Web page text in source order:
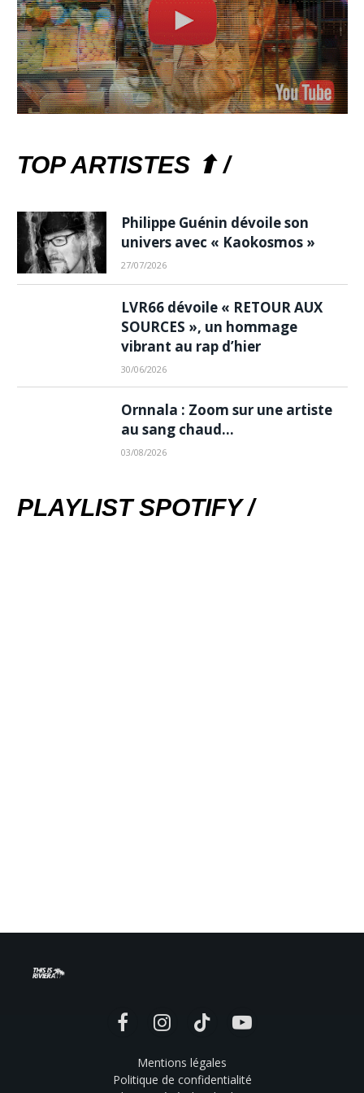
TOP ARTISTES ⬆ /
Philippe Guénin dévoile son
univers avec « Kaokosmos »
27/07/2026
LVR66 dévoile « RETOUR AUX
SOURCES », un hommage
vibrant au rap d’hier
30/06/2026
Ornnala : Zoom sur une artiste
au sang chaud…
03/08/2026
PLAYLIST SPOTIFY /
FacebookInstagramTikTok YouTube
Mentions légales
Politique de confidentialité